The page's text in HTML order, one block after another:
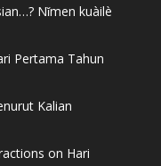
Nǐmen kuàilè
Pertama Tahun
Kalian
on Hari